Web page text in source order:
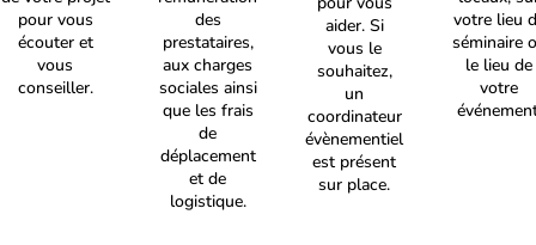
pour vous
écouter et
vous
conseiller.
des
prestataires,
aux charges
sociales ainsi
que les frais
de
déplacement
et de
logistique.
aider. Si
vous le
souhaitez,
un
coordinateur
évènementiel
est présent
sur place.
votre lieu
séminaire
le lieu de
votre